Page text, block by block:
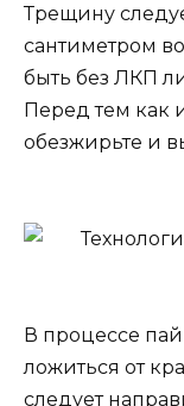
Трещину
сантиметром
быть без ЛКП
Перед тем как
обезжирьте и
В процессе
ложиться от
следует